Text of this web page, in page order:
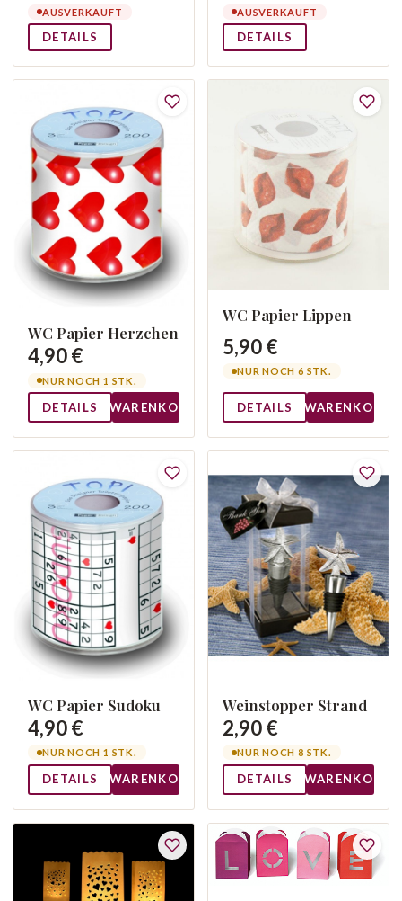
AUSVERKAUFT
DETAILS
AUSVERKAUFT
DETAILS
WC Papier Herzchen
4,90 €
NUR NOCH 1 STK.
DETAILS WARENKORB
WC Papier Lippen
5,90 €
NUR NOCH 6 STK.
DETAILS WARENKORB
WC Papier Sudoku
4,90 €
NUR NOCH 1 STK.
DETAILS WARENKORB
Weinstopper Strand
2,90 €
NUR NOCH 8 STK.
DETAILS WARENKORB